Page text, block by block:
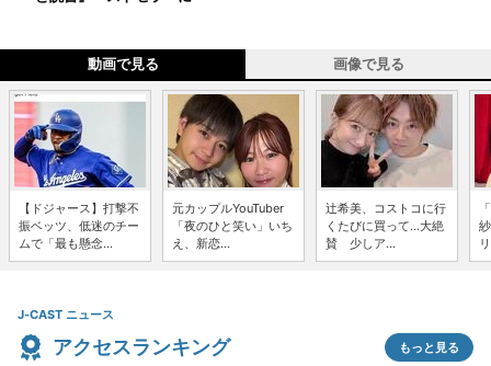
動画で見る 画像で見る
【ドジャース】打撃不
振ベッツ、低迷のチー
ムで「最も懸念...
元カップルYouTuber
「夜のひと笑い」いち
え、新恋...
辻希美、コストコに行
くたびに買って...大絶
賛 少しア...
J-CAST ニュース
アクセスランキング もっと見る